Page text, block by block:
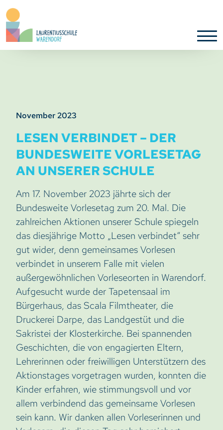
November 2023
LESEN VERBINDET – DER
BUNDESWEITE VORLESETAG
AN UNSERER SCHULE
Am 17. November 2023 jährte sich der
Bundesweite Vorlesetag zum 20. Mal. Die
zahlreichen Aktionen unserer Schule spiegeln
das diesjährige Motto „Lesen verbindet“ sehr
gut wider, denn gemeinsames Vorlesen
verbindet in unserem Falle mit vielen
außergewöhnlichen Vorleseorten in Warendorf.
Aufgesucht wurde der Tapetensaal im
Bürgerhaus, das Scala Filmtheater, die
Druckerei Darpe, das Landgestüt und die
Sakristei der Klosterkirche. Bei spannenden
Geschichten, die von engagierten Eltern,
Lehrerinnen oder freiwilligen Unterstützern des
Aktionstages vorgetragen wurden, konnten die
Kinder erfahren, wie stimmungsvoll und vor
allem verbindend das gemeinsame Vorlesen
sein kann. Wir danken allen Vorleserinnen und